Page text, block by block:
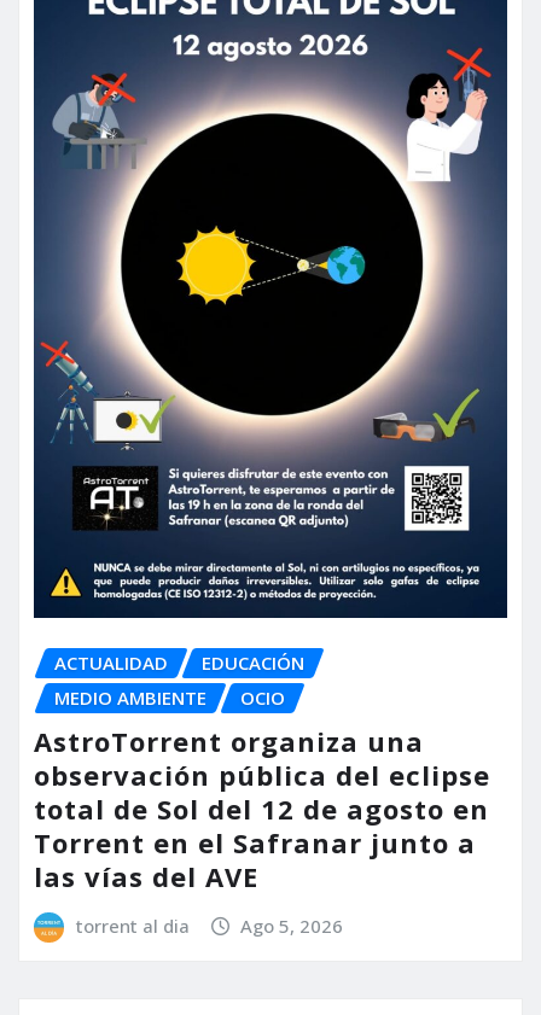
ACTUALIDAD
EDUCACIÓN
MEDIO AMBIENTE
OCIO
AstroTorrent organiza una
observación pública del eclipse
total de Sol del 12 de agosto en
Torrent en el Safranar junto a
las vías del AVE
torrent al dia Ago 5, 2026